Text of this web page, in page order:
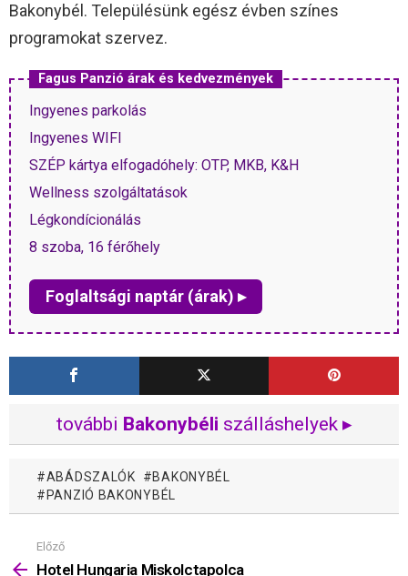
Bakonybél. Településünk egész évben színes
programokat szervez.
Fagus Panzió árak és kedvezmények
Ingyenes parkolás
Ingyenes WIFI
SZÉP kártya elfogadóhely: OTP, MKB, K&H
Wellness szolgáltatások
Légkondícionálás
8 szoba, 16 férőhely
Foglaltsági naptár (árak) ▸
további Bakonybéli szálláshelyek ▸
ABÁDSZALÓK
BAKONYBÉL
PANZIÓ BAKONYBÉL
Mutass
többet
Előző
Hotel Hungaria Miskolctapolca